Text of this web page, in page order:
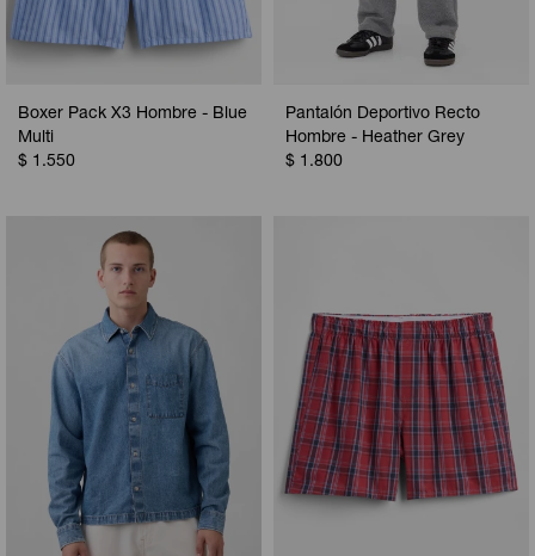
Boxer Pack X3 Hombre - Blue
Multi
$ 1.550
Pantalón Deportivo Recto
Hombre - Heather Grey
$ 1.800